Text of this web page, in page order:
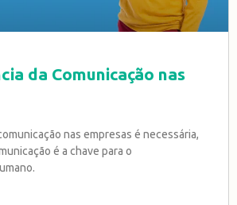
da Comunicação nas
nas empresas é necessária,
é a chave para o